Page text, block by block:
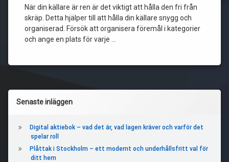
När din källare är ren är det viktigt att hålla den fri från
skräp. Detta hjälper till att hålla din källare snygg och
organiserad. Försök att organisera föremål i kategorier
och ange en plats för varje …
Vänster
Senaste inläggen
Digital aktiebok – vad det är, vad lagen kräver och varför det
spelar roll
Plåttak i Stockholm – ett modernt och underhållsfritt val för
ditt hem